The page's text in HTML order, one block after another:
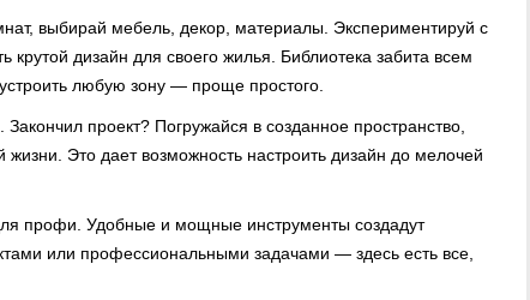
выбирай мебель, декор, материалы. Экспериментируй с
дизайн для своего жилья. Библиотека забита всем
любую зону — проще простого.
проект? Погружайся в созданное пространство,
Это дает возможность настроить дизайн до мелочей
профи. Удобные и мощные инструменты создадут
или профессиональными задачами — здесь есть все,